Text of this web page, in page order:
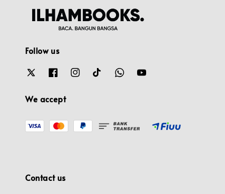
Follow us
We accept
Contact us